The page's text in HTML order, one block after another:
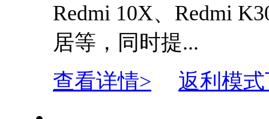
Redmi 10X、Redmi
居等，同时提...
查看详情>
返利模